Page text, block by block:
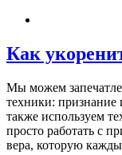
Как
Мы можем
техники:
также используем
просто работать с
вера, которую